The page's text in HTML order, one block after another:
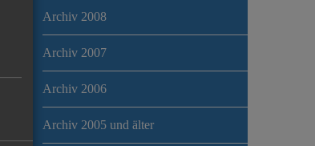
Archiv 2008
Archiv 2007
Archiv 2006
Archiv 2005 und älter